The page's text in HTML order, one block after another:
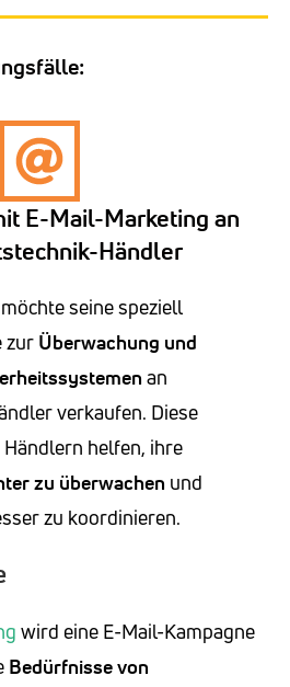
E-Mail-Marketing an
Händler
möchte seine speziell
zur Überwachung und
an
verkaufen. Diese
helfen, ihre
zu überwachen und
zu koordinieren.
wird eine E-Mail-Kampagne
Bedürfnisse von